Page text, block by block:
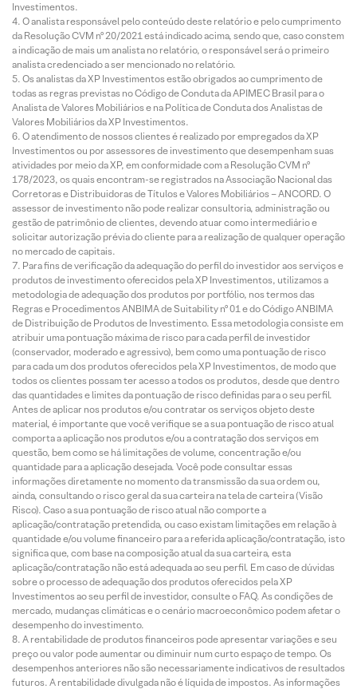
Investimentos.
O analista responsável pelo conteúdo deste relatório e pelo cumprimento
da Resolução CVM nº 20/2021 está indicado acima, sendo que, caso constem
a indicação de mais um analista no relatório, o responsável será o primeiro
analista credenciado a ser mencionado no relatório.
Os analistas da XP Investimentos estão obrigados ao cumprimento de
todas as regras previstas no Código de Conduta da APIMEC Brasil para o
Analista de Valores Mobiliários e na Política de Conduta dos Analistas de
Valores Mobiliários da XP Investimentos.
O atendimento de nossos clientes é realizado por empregados da XP
Investimentos ou por assessores de investimento que desempenham suas
atividades por meio da XP, em conformidade com a Resolução CVM nº
178/2023, os quais encontram-se registrados na Associação Nacional das
Corretoras e Distribuidoras de Títulos e Valores Mobiliários – ANCORD. O
assessor de investimento não pode realizar consultoria, administração ou
gestão de patrimônio de clientes, devendo atuar como intermediário e
solicitar autorização prévia do cliente para a realização de qualquer operação
no mercado de capitais.
Para fins de verificação da adequação do perfil do investidor aos serviços e
produtos de investimento oferecidos pela XP Investimentos, utilizamos a
metodologia de adequação dos produtos por portfólio, nos termos das
Regras e Procedimentos ANBIMA de Suitability nº 01 e do Código ANBIMA
de Distribuição de Produtos de Investimento. Essa metodologia consiste em
atribuir uma pontuação máxima de risco para cada perfil de investidor
(conservador, moderado e agressivo), bem como uma pontuação de risco
para cada um dos produtos oferecidos pela XP Investimentos, de modo que
todos os clientes possam ter acesso a todos os produtos, desde que dentro
das quantidades e limites da pontuação de risco definidas para o seu perfil.
Antes de aplicar nos produtos e/ou contratar os serviços objeto deste
material, é importante que você verifique se a sua pontuação de risco atual
comporta a aplicação nos produtos e/ou a contratação dos serviços em
questão, bem como se há limitações de volume, concentração e/ou
quantidade para a aplicação desejada. Você pode consultar essas
informações diretamente no momento da transmissão da sua ordem ou,
ainda, consultando o risco geral da sua carteira na tela de carteira (Visão
Risco). Caso a sua pontuação de risco atual não comporte a
aplicação/contratação pretendida, ou caso existam limitações em relação à
quantidade e/ou volume financeiro para a referida aplicação/contratação, isto
significa que, com base na composição atual da sua carteira, esta
aplicação/contratação não está adequada ao seu perfil. Em caso de dúvidas
sobre o processo de adequação dos produtos oferecidos pela XP
Investimentos ao seu perfil de investidor, consulte o FAQ. As condições de
mercado, mudanças climáticas e o cenário macroeconômico podem afetar o
desempenho do investimento.
A rentabilidade de produtos financeiros pode apresentar variações e seu
preço ou valor pode aumentar ou diminuir num curto espaço de tempo. Os
desempenhos anteriores não são necessariamente indicativos de resultados
futuros. A rentabilidade divulgada não é líquida de impostos. As informações